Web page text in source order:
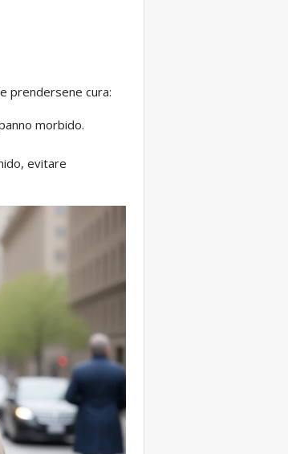
prendersene cura:
morbido.
evitare